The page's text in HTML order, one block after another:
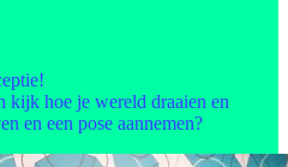
kijk hoe je wereld draaien en
en een pose aannemen?